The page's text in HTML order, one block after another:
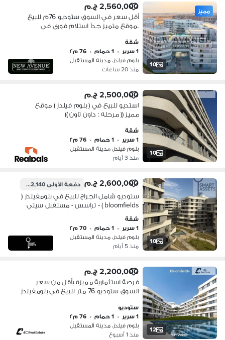
10
مميز 2,560,000 ج.م
أقل سعر في السوق ستوديو 76م للبيع
بموقع متميز جداً استلام فوري في
Tatweer Misr
شقة
1 سرير
• 1 حمام • 76 م٢
بلوم فيلدز، مدينة المستقبل
منذ 20 ساعات
10
2,500,000 ج.م
استديو للبيع في ( بلوم فيلدز ) موقع
مميز (( مرحله : داون تاون ))
شقة
1 سرير
• 1 حمام • 76 م٢
بلوم فيلدز، مدينة المستقبل
منذ 3 أيام
10
2,600,000 ج.م دفعة الأولى1,982,140 ج.م
ستوديو شامل الجراج للبيع في بلومفيلدز (
bloomfields ) - تراسس - مستقبل سيتي
شقة
1 سرير
• 1 حمام • 70 م٢
بلوم فيلدز، مدينة المستقبل
منذ 5 أيام
12
2,200,000 ج.م
فرصة استثمارية مميزة بأقل من سعر
السوق ستوديو 76 متر للبيع في بلومفيلدز
ستوديو
1 سرير
• 1 حمام • 76 م٢
بلوم فيلدز، مدينة المستقبل
منذ 1 أسبوع